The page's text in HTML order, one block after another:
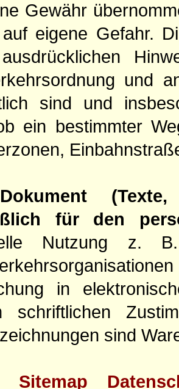
Gewähr
eigene Gefahr.
und
sind und
ein bestimmter
für den
Nutzung z.
in
schriftlichen
sind
Sitemap